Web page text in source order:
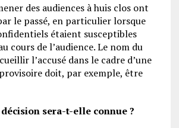
des audiences à huis clos ont
le passé, en particulier lorsque
étaient susceptibles
cours de l’audience. Le nom du
l’accusé dans le cadre d’une
doit, par exemple, être
sera-t-elle connue ?